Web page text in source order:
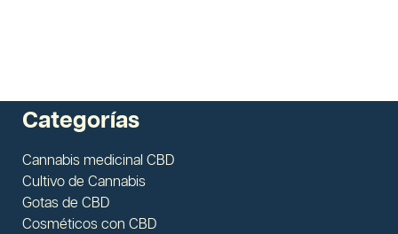
Categorías
Cannabis medicinal CBD
Cultivo de Cannabis
Gotas de CBD
Cosméticos con CBD